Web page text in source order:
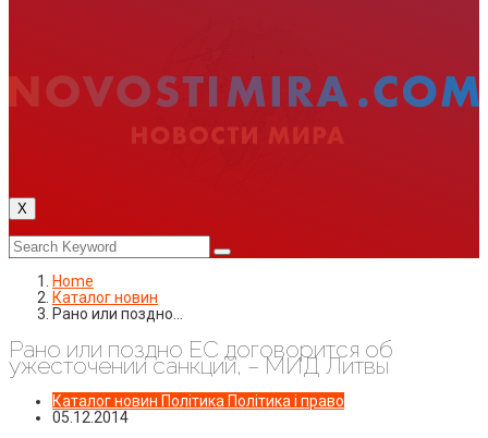
X
Home
Каталог новин
Рано или поздно…
Рано или поздно ЕС договорится об
ужесточении санкций, – МИД Литвы
Каталог новин Політика Політика і право
05.12.2014